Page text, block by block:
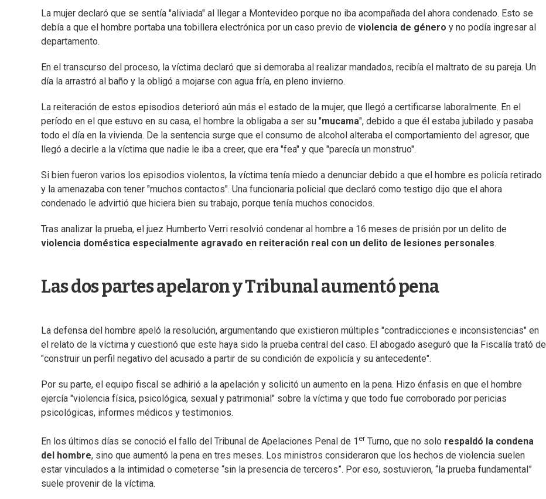
La mujer declaró que se sentía "aliviada" al llegar a Montevideo porque no iba acompañada del ahora condenado. Esto se
debía a que el hombre portaba una tobillera electrónica por un caso previo de violencia de género y no podía ingresar al
departamento.
En el transcurso del proceso, la víctima declaró que si demoraba al realizar mandados, recibía el maltrato de su pareja. Un
día la arrastró al baño y la obligó a mojarse con agua fría, en pleno invierno.
La reiteración de estos episodios deterioró aún más el estado de la mujer, que llegó a certificarse laboralmente. En el
período en el que estuvo en su casa, el hombre la obligaba a ser su "mucama", debido a que él estaba jubilado y pasaba
todo el día en la vivienda. De la sentencia surge que el consumo de alcohol alteraba el comportamiento del agresor, que
llegó a decirle a la víctima que nadie le iba a creer, que era "fea" y que "parecía un monstruo".
Si bien fueron varios los episodios violentos, la víctima tenía miedo a denunciar debido a que el hombre es policía retirado
y la amenazaba con tener "muchos contactos". Una funcionaria policial que declaró como testigo dijo que el ahora
condenado le advirtió que hiciera bien su trabajo, porque tenía muchos conocidos.
Tras analizar la prueba, el juez Humberto Verri resolvió condenar al hombre a 16 meses de prisión por un delito de
violencia doméstica especialmente agravado en reiteración real con un delito de lesiones personales.
Las dos partes apelaron y Tribunal aumentó pena
La defensa del hombre apeló la resolución, argumentando que existieron múltiples "contradicciones e inconsistencias" en
el relato de la víctima y cuestionó que este haya sido la prueba central del caso. El abogado aseguró que la Fiscalía trató de
"construir un perfil negativo del acusado a partir de su condición de expolicía y su antecedente".
Por su parte, el equipo fiscal se adhirió a la apelación y solicitó un aumento en la pena. Hizo énfasis en que el hombre
ejercía "violencia física, psicológica, sexual y patrimonial" sobre la víctima y que todo fue corroborado por pericias
psicológicas, informes médicos y testimonios.
En los últimos días se conoció el fallo del Tribunal de Apelaciones Penal de 1 er Turno, que no solo respaldó la condena
del hombre, sino que aumentó la pena en tres meses. Los ministros consideraron que los hechos de violencia suelen
estar vinculados a la intimidad o cometerse “sin la presencia de terceros”. Por eso, sostuvieron, “la prueba fundamental”
suele provenir de la víctima.